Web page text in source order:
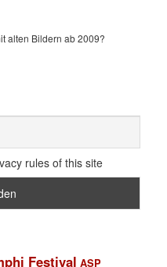
alten Bildern ab 2009?
rules of this site
Festival ASP